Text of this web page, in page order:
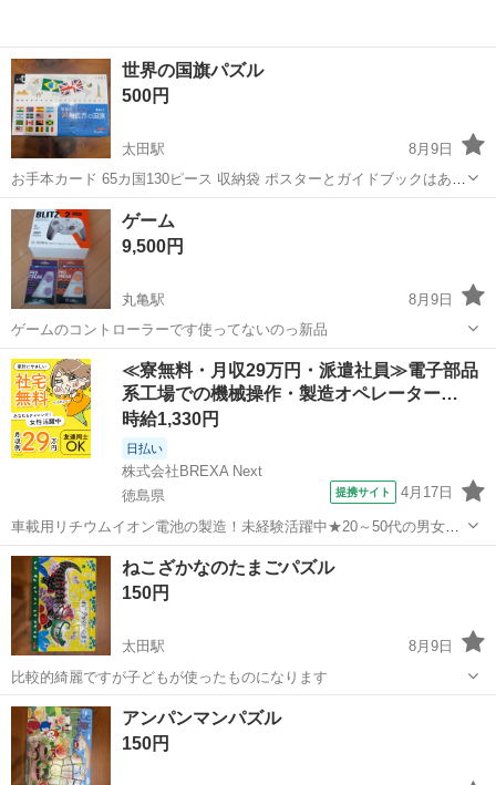
世界の国旗パズル
500円
太田駅
8月9日
お手本カード 65カ国130ピース 収納袋 ポスターとガイドブックはあり
ません
香川 高松市
ゲーム
9,500円
丸亀駅
8月9日
ゲームのコントローラーです使ってないのっ新品
香川 丸亀市 丸亀駅 その他
≪寮無料・月収29万円・派遣社員≫電子部品
系工場での機械操作・製造オペレーター…
時給1,330円
日払い
株式会社BREXA Next
徳島県
提携サイト 4月17日
車載用リチウムイオン電池の製造！未経験活躍中★20～50代の男女活
躍中！寮費無料★備品付き1R寮完備！自宅からマイカー通勤OK！無料
駐車場完備◎正社員登用制度あり！《徳島県板野郡松茂町》 人気の工
場のお仕事 ◇車載用リチウ...
徳島 その他
ねこざかなのたまごパズル
150円
太田駅
8月9日
比較的綺麗ですが子どもが使ったものになります
香川 高松市 太田駅 パズル
アンパンマンパズル
150円